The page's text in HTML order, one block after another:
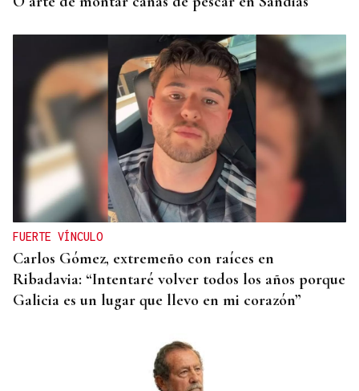
FUERTE VÍNCULO
Carlos Gómez, extremeño con raíces en
Ribadavia: “Intentaré volver todos los años porque
Galicia es un lugar que llevo en mi corazón”